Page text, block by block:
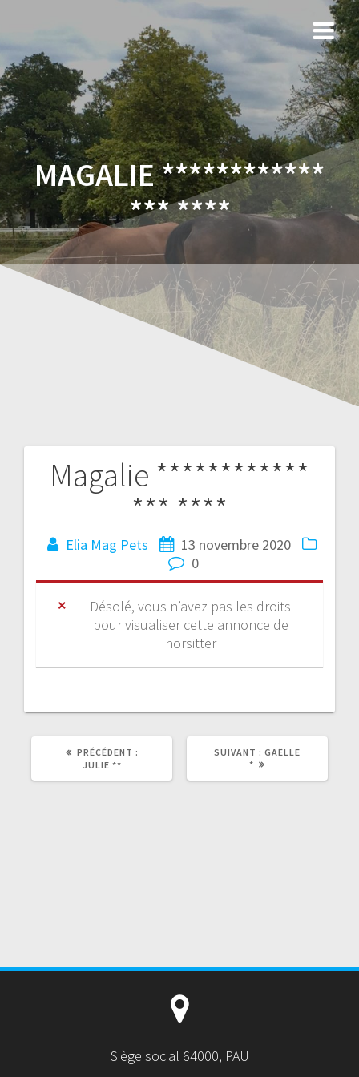
MAGALIE ************
*** ****
Magalie ************
*** ****
Elia Mag Pets
13 novembre 2020
0
Désolé, vous n’avez pas les droits
pour visualiser cette annonce de
horsitter
PRÉCÉDENT :
JULIE **
SUIVANT : GAËLLE
*
Siège social 64000, PAU